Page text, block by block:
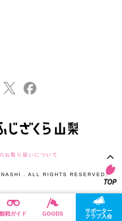
お取り扱いについて
. ALL RIGHTS RESERVED.
観戦ガイド GOODS
サポーター
クラブ入会